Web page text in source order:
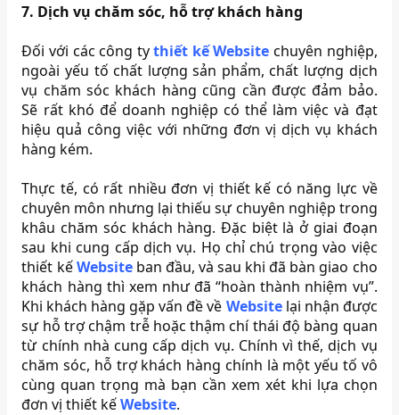
7. Dịch vụ chăm sóc, hỗ trợ khách hàng
Đối với các công tythiết kế Website chuyên nghiệp,
ngoài yếu tố chất lượng sản phẩm, chất lượng dịch
vụ chăm sóc khách hàng cũng cần được đảm bảo.
Sẽ rất khó để doanh nghiệp có thể làm việc và đạt
hiệu quả công việc với những đơn vị dịch vụ khách
hàng kém.
Thực tế, có rất nhiều đơn vị thiết kế có năng lực về
chuyên môn nhưng lại thiếu sự chuyên nghiệp trong
khâu chăm sóc khách hàng. Đặc biệt là ở giai đoạn
sau khi cung cấp dịch vụ. Họ chỉ chú trọng vào việc
thiết kếWebsiteban đầu, và sau khi đã bàn giao cho
khách hàng thì xem như đã “hoàn thành nhiệm vụ”.
Khi khách hàng gặp vấn đề về Websitelại nhận được
sự hỗ trợ chậm trễ hoặc thậm chí thái độ bàng quan
từ chính nhà cung cấp dịch vụ. Chính vì thế, dịch vụ
chăm sóc, hỗ trợ khách hàng chính là một yếu tố vô
cùng quan trọng mà bạn cần xem xét khi lựa chọn
đơn vị thiết kếWebsite.